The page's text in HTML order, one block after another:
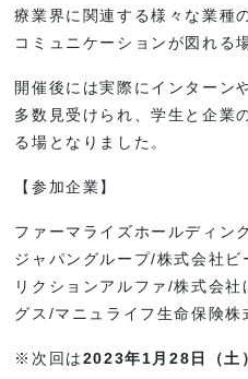
療業界に関連する様々な業種
コミュニケーションが図れる
開催後には実際にインターン
多数見受けられ、学生と企業
る場となりました。
【参加企業】
ファーマライズホールディン
ジャパングループ/株式会社
リクションアルファ/株式会
グス/マニュライフ生命保険株
※次回は2023年1月28日（土